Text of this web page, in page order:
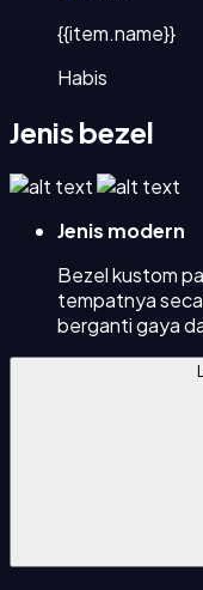
{{item.name}}
Habis
Jenis bezel
Jenis modern
Bezel kustom
tempatnya
berganti gaya